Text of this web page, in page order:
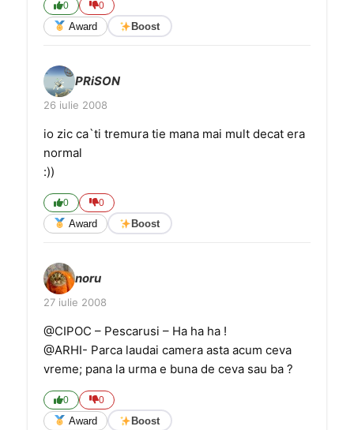
0 0
Award Boost
PRiSON
26 iulie 2008
io zic ca`ti tremura tie mana mai mult decat era
normal
:))
0 0
Award Boost
noru
27 iulie 2008
@CIPOC – Pescarusi – Ha ha ha !
@ARHI- Parca laudai camera asta acum ceva
vreme; pana la urma e buna de ceva sau ba ?
0 0
Award Boost